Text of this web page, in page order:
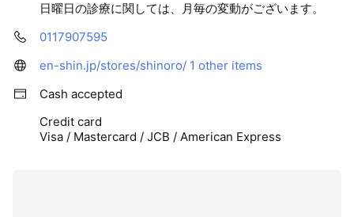
日曜日の診療に関しては、月毎の変動がございます。
0117907595
en-shin.jp/stores/shinoro/ 1 other items
Cash accepted
Credit card
Visa / Mastercard / JCB / American Express